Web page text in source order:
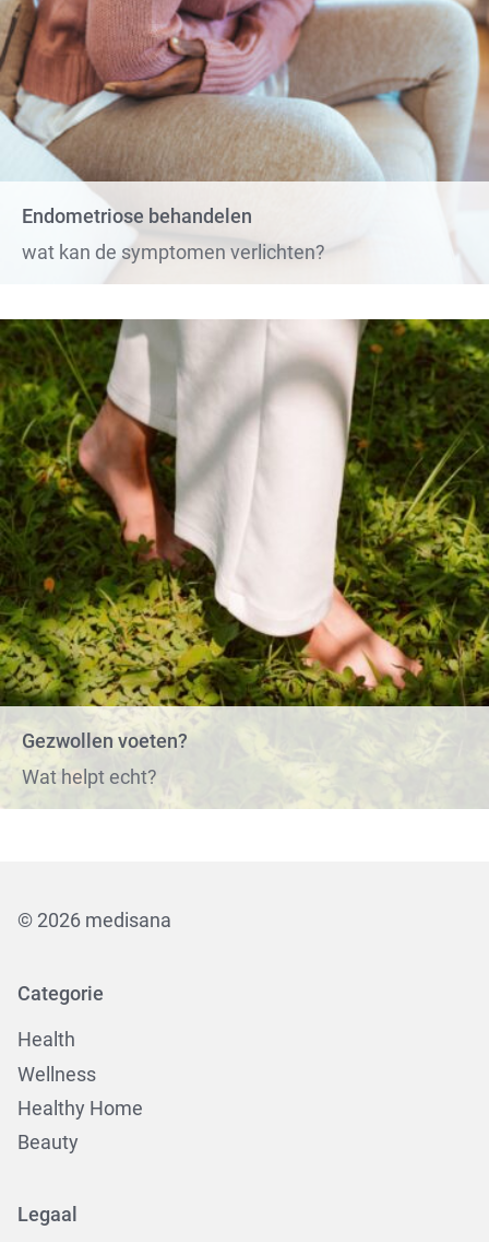
Endometriose behandelen
wat kan de symptomen verlichten?
Gezwollen voeten?
Wat helpt echt?
© 2026 medisana
Categorie
Health
Wellness
Healthy Home
Beauty
Legaal